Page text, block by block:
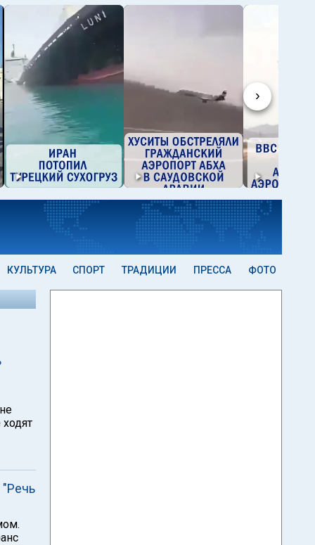
›
КУЛЬТУРА СПОРТ ТРАДИЦИИ ПРЕССА ФОТО
"Речь